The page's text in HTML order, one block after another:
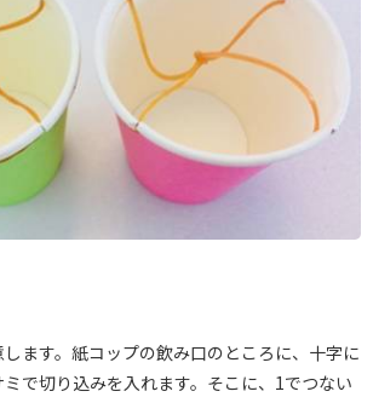
ます。紙コップの飲み口のところに、十字に
で切り込みを入れます。そこに、1でつない